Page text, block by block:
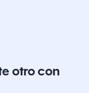
otro con